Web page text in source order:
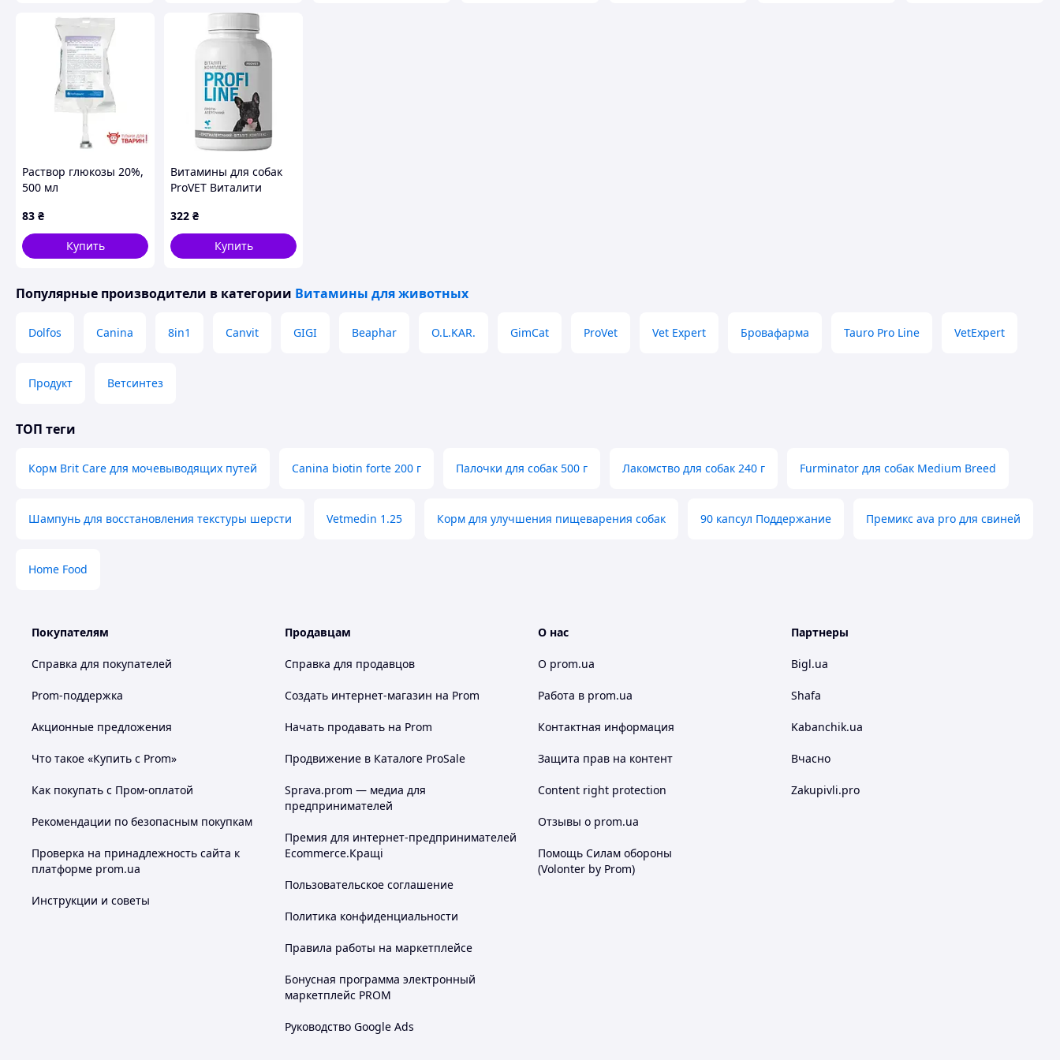
Раствор глюкозы 20%,
500 мл
83 ₴
Купить
Витамины для собак
ProVET Виталити
противоаллергический
100 табл.
(4823082431663) c
322 ₴
Купить
Популярные производители в категории Витамины для животных
Dolfos Canina 8in1 Canvit GIGI Beaphar O.L.KAR. GimCat ProVet Vet Expert Бровафарма Tauro Pro Line VetExpert
Продукт Ветсинтез
ТОП теги
Корм Brit Care для мочевыводящих путей Canina biotin forte 200 г Палочки для собак 500 г Лакомство для собак 240 г Furminator для собак Medium Breed
Шампунь для восстановления текстуры шерсти Vetmedin 1.25 Корм для улучшения пищеварения собак 90 капсул Поддержание Премикс ava pro для свиней
Home Food
Покупателям
Справка для покупателей
Prom-поддержка
Акционные предложения
Что такое «Купить с Prom»
Как покупать с Пром-оплатой
Рекомендации по безопасным покупкам
Проверка на принадлежность сайта к
платформе prom.ua
Инструкции и советы
Продавцам
Справка для продавцов
Создать интернет-магазин на Prom
Начать продавать на Prom
Продвижение в Каталоге ProSale
Sprava.prom — медиа для
предпринимателей
Премия для интернет-предпринимателей
Ecommerce.Кращі
Пользовательское соглашение
Политика конфиденциальности
Правила работы на маркетплейсе
Бонусная программа электронный
маркетплейс PROM
Руководство Google Ads
О нас
О prom.ua
Работа в prom.ua
Контактная информация
Защита прав на контент
Content right protection
Отзывы о prom.ua
Помощь Силам обороны
(Volonter by Prom)
Партнеры
Bigl.ua
Shafa
Kabanchik.ua
Вчасно
Zakupivli.pro